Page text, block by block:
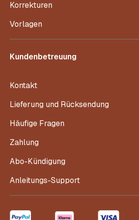
Korrekturen
Vorlagen
Kundenbetreuung
Kontakt
Lieferung und Rücksendung
Häufige Fragen
Zahlung
Abo-Kündigung
Anleitungs-Support